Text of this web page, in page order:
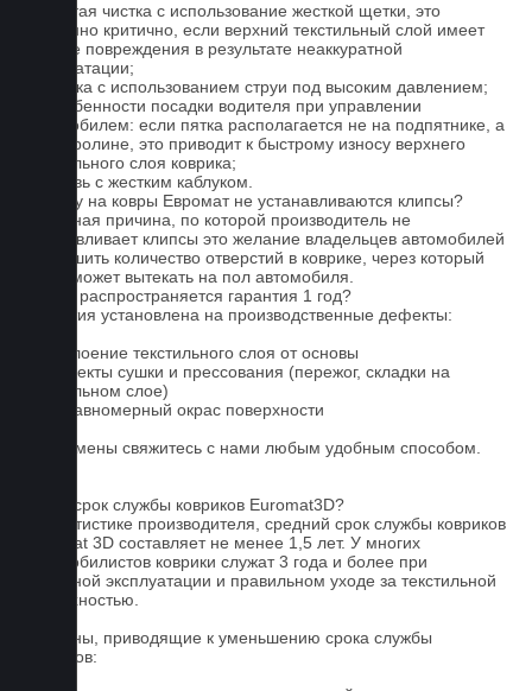
1. Частая чистка с использование жесткой щетки, это
особенно критично, если верхний текстильный слой имеет
мелкие повреждения в результате неаккуратной
эксплуатации;
2. Мойка с использованием струи под высоким давлением;
3. Особенности посадки водителя при управлении
автомобилем: если пятка располагается не на подпятнике, а
на ковролине, это приводит к быстрому износу верхнего
текстильного слоя коврика;
4. Обувь с жестким каблуком.
Почему на ковры Евромат не устанавливаются клипсы?
Основная причина, по которой производитель не
устанавливает клипсы это желание владельцев автомобилей
уменьшить количество отверстий в коврике, через который
влага может вытекать на пол автомобиля.
На что распространяется гарантия 1 год?
Гарантия установлена на производственные дефекты:
1. Отслоение текстильного слоя от основы
2. Дефекты сушки и прессования (пережог, складки на
текстильном слое)
3. Неравномерный окрас поверхности
Для замены свяжитесь с нами любым удобным способом.
Какой срок службы ковриков Euromat3D?
По статистике производителя, средний срок службы ковриков
Euromat 3D составляет не менее 1,5 лет. У многих
автомобилистов коврики служат 3 года и более при
бережной эксплуатации и правильном уходе за текстильной
поверхностью.
Причины, приводящие к уменьшению срока службы
ковриков: